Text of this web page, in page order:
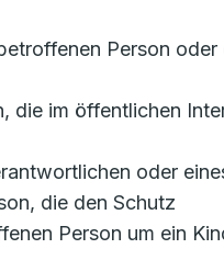
Person oder
die im öffentlichen
oder
die den Schutz
Person um ein